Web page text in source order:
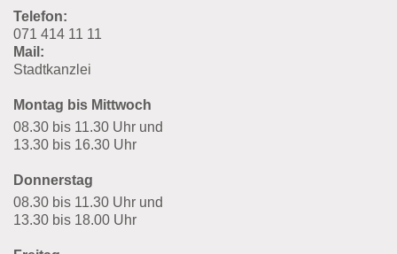
Telefon:
071 414 11 11
Mail:
Stadtkanzlei
Montag bis Mittwoch
08.30 bis 11.30 Uhr und
13.30 bis 16.30 Uhr
Donnerstag
08.30 bis 11.30 Uhr und
13.30 bis 18.00 Uhr